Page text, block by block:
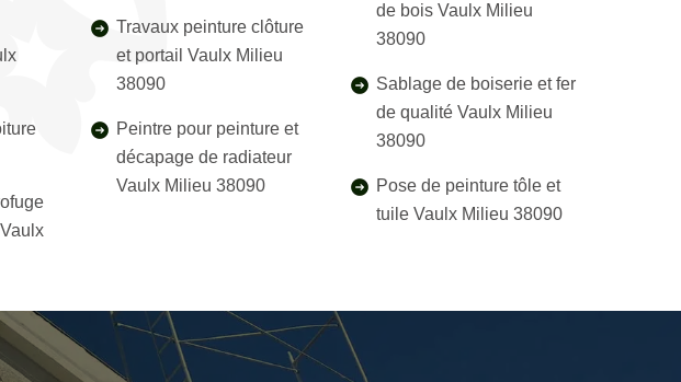
Travaux peinture clôture
et portail Vaulx Milieu
38090
Peintre pour peinture et
décapage de radiateur
Vaulx Milieu 38090
de bois Vaulx Milieu
38090
Sablage de boiserie et fer
de qualité Vaulx Milieu
38090
Pose de peinture tôle et
tuile Vaulx Milieu 38090